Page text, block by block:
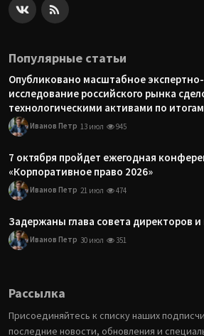
Популярные статьи
Опубликовано масштабное
исследование российского рынка
технологическими активами по
Иванов Петр 13 июл 945
7 октября пройдет ежегодная
«Корпоративное право 2026»
Иванов Петр 21 июл 474
Задержаны глава совета директоров
Иванов Петр 30 июл 351
Рассылка
Присоединяйтесь к списку наших
последние новости, обновления и